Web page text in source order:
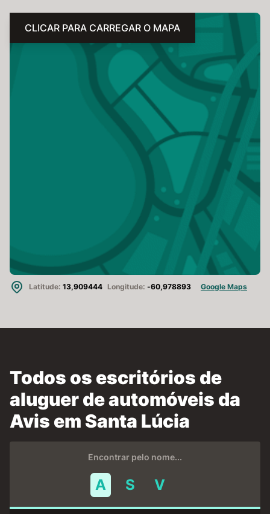
CLICAR PARA CARREGAR O MAPA
Latitude: 13,909444 Longitude: -60,978893 Google Maps
Todos os escritórios de
aluguer de automóveis da
Avis em Santa Lúcia
Encontrar pelo nome...
A S V